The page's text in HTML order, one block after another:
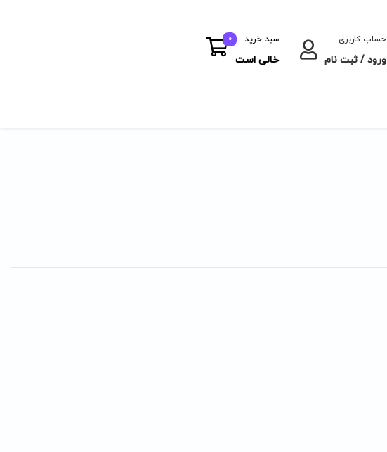
حساب کاربری
ورود / ثبت نام
سبد خرید
خالی است
0